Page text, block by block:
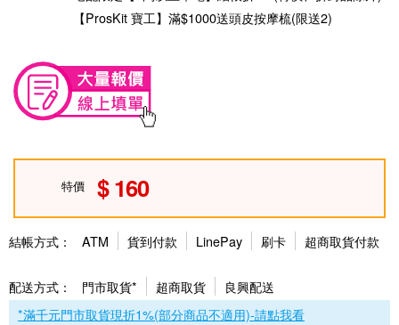
【ProsKit 寶工】滿$1000送頭皮按摩梳(限送2)
特價 160
結帳方式： ATM 貨到付款 LinePay 刷卡 超商取貨付款
配送方式： 門市取貨* 超商取貨
良興配送
*滿千元門市取貨現折1%(部分商品不適用)-請點我看